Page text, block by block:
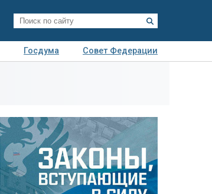
Госдума
Совет Федерации